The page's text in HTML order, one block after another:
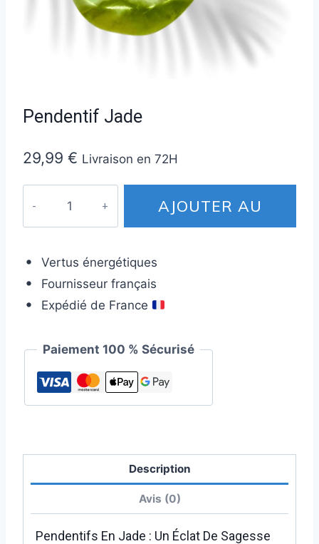
Pendentif Jade
29,99 € Livraison en 72H
Pendentif
AJOUTER AU
Vertus énergétiques
Fournisseur français
Expédié de France
Paiement 100 % Sécurisé
Description
Avis (0)
Pendentifs En Jade : Un Éclat De Sagesse